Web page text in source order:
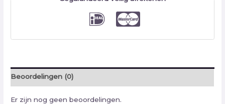
Beoordelingen (0)
Er zijn nog geen beoordelingen.